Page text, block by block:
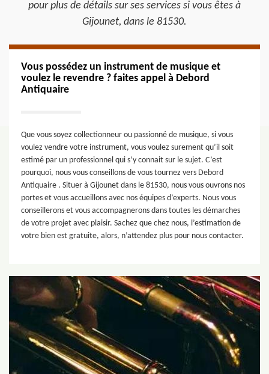
pour plus de détails sur ses services si vous êtes à
Gijounet, dans le 81530.
Vous possédez un instrument de musique et
voulez le revendre ? faites appel à Debord
Antiquaire
Que vous soyez collectionneur ou passionné de musique, si vous
voulez vendre votre instrument, vous voulez surement qu’il soit
estimé par un professionnel qui s’y connait sur le sujet. C’est
pourquoi, nous vous conseillons de vous tournez vers Debord
Antiquaire . Situer à Gijounet dans le 81530, nous vous ouvrons nos
portes et vous accueillons avec nos équipes d’experts. Nous vous
conseillerons et vous accompagnerons dans toutes les démarches
de votre projet avec plaisir. Sachez que chez nous, l’estimation de
votre bien est gratuite, alors, n’attendez plus pour nous contacter.